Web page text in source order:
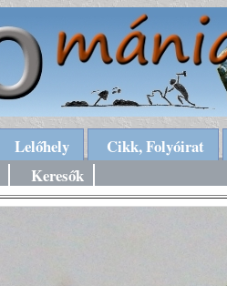
Lelőhely
Cikk, Folyóirat
Keresők